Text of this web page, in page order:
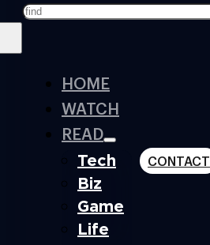
HOME
WATCH
READ
Tech
Biz
Game
Life
CONTACT